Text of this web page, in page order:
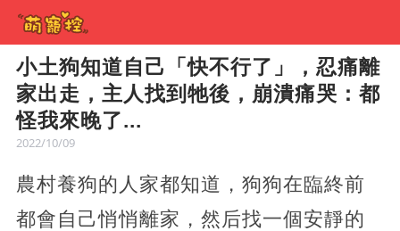
小土狗知道自己「快不行了」，忍痛離
家出走，主人找到牠後，崩潰痛哭：都
怪我來晚了...
2022/10/09
農村養狗的人家都知道，狗狗在臨終前
都會自己悄悄離家，然后找一個安靜的